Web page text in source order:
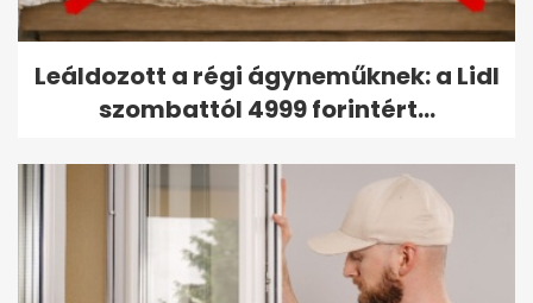
Leáldozott a régi ágyneműknek: a Lidl
szombattól 4999 forintért...